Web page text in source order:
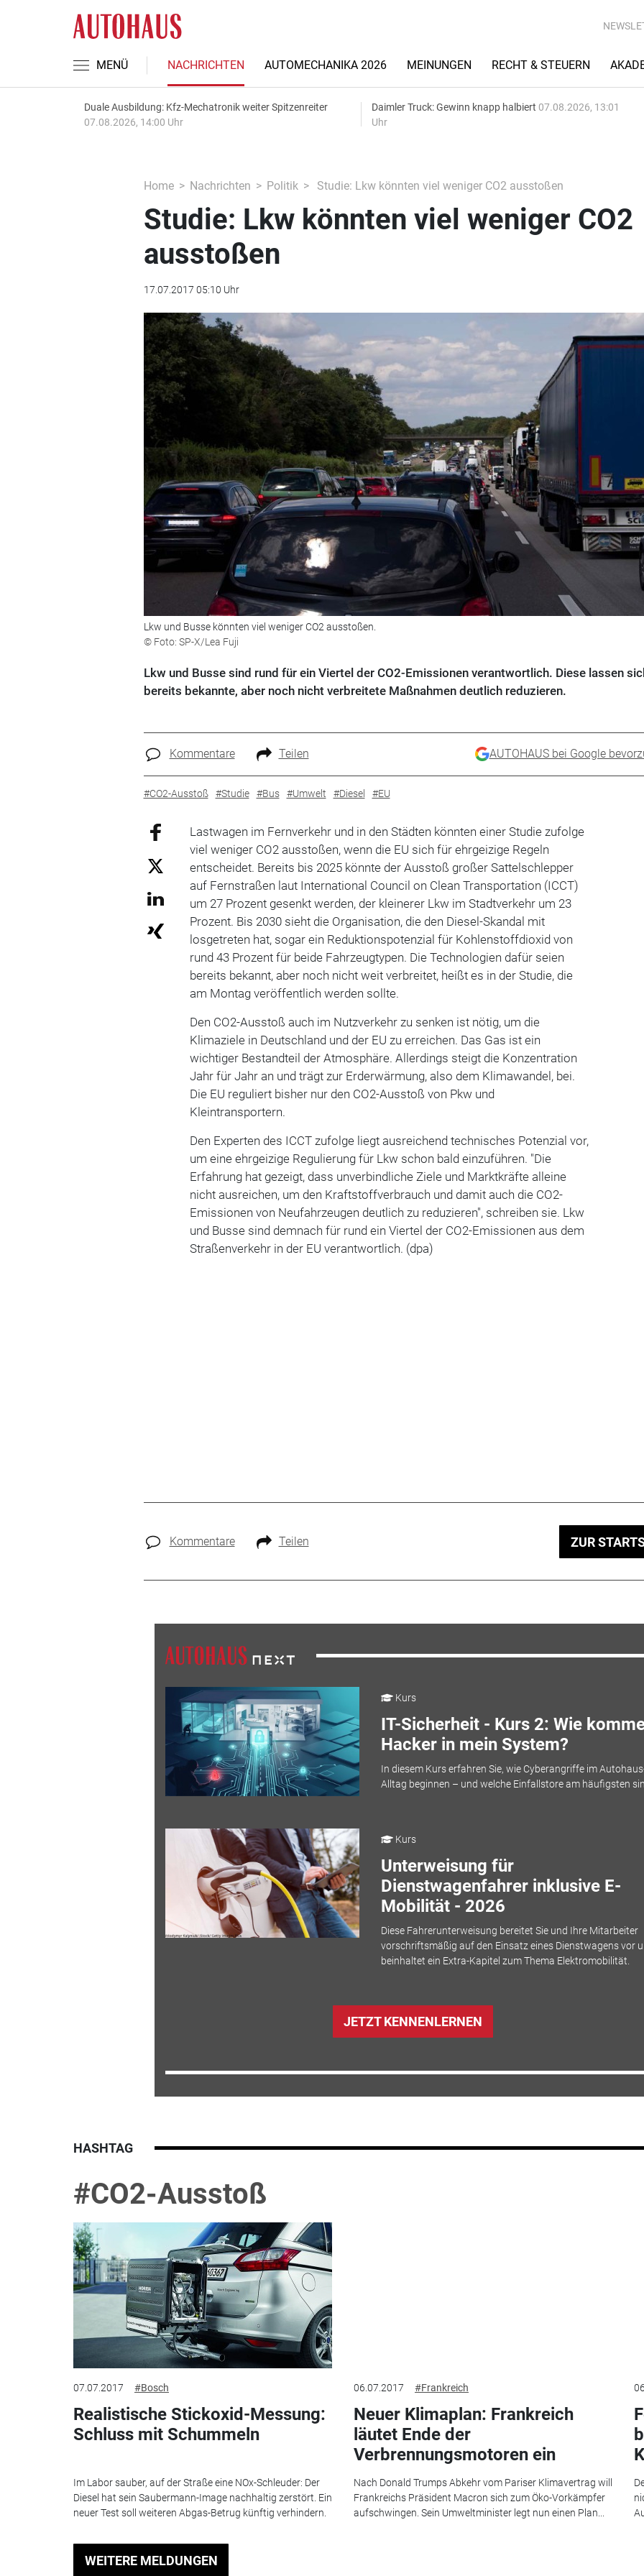
MENÜ NACHRICHTEN AUTOMECHANIKA 2026 MEINUNGEN RECHT & STEUERN
Duale Ausbildung: Kfz-Mechatronik weiter Spitzenreiter
07.08.2026, 14:00 Uhr
Daimler Truck: Gewinn knapp halbiert 07.08.2026, 13:01
Uhr
Home Nachrichten Politik Studie: Lkw könnten viel weniger CO2 ausstoßen
Studie: Lkw könnten viel weniger CO2
ausstoßen
17.07.2017 05:10 Uhr
Lkw und Busse könnten viel weniger CO2 ausstoßen.
© Foto: SP-X/Lea Fuji
Lkw und Busse sind rund für ein Viertel der CO2-Emissionen verantwortlich. Diese lassen
bereits bekannte, aber noch nicht verbreitete Maßnahmen deutlich reduzieren.
Kommentare Teilen AUTOHAUS bei Google
#CO2-Ausstoß #Studie #Bus #Umwelt #Diesel #EU
Lastwagen im Fernverkehr und in den Städten könnten einer Studie zufolge
viel weniger CO2 ausstoßen, wenn die EU sich für ehrgeizige Regeln
entscheidet. Bereits bis 2025 könnte der Ausstoß großer Sattelschlepper
auf Fernstraßen laut International Council on Clean Transportation (ICCT)
um 27 Prozent gesenkt werden, der kleinerer Lkw im Stadtverkehr um 23
Prozent. Bis 2030 sieht die Organisation, die den Diesel-Skandal mit
losgetreten hat, sogar ein Reduktionspotenzial für Kohlenstoffdioxid von
rund 43 Prozent für beide Fahrzeugtypen. Die Technologien dafür seien
bereits bekannt, aber noch nicht weit verbreitet, heißt es in der Studie, die
am Montag veröffentlich werden sollte.
Den CO2-Ausstoß auch im Nutzverkehr zu senken ist nötig, um die
Klimaziele in Deutschland und der EU zu erreichen. Das Gas ist ein
wichtiger Bestandteil der Atmosphäre. Allerdings steigt die Konzentration
Jahr für Jahr an und trägt zur Erderwärmung, also dem Klimawandel, bei.
Die EU reguliert bisher nur den CO2-Ausstoß von Pkw und
Kleintransportern.
Den Experten des ICCT zufolge liegt ausreichend technisches Potenzial vor,
um eine ehrgeizige Regulierung für Lkw schon bald einzuführen. "Die
Erfahrung hat gezeigt, dass unverbindliche Ziele und Marktkräfte alleine
nicht ausreichen, um den Kraftstoffverbrauch und damit auch die CO2-
Emissionen von Neufahrzeugen deutlich zu reduzieren", schreiben sie. Lkw
und Busse sind demnach für rund ein Viertel der CO2-Emissionen aus dem
Straßenverkehr in der EU verantwortlich. (dpa)
Kommentare Teilen ZUR
Kurs
IT-Sicherheit - Kurs 2: Wie
Hacker in mein System?
In diesem Kurs erfahren Sie, wie Cyberangriffe im
Alltag beginnen – und welche Einfallstore am häufigsten
Kurs
Unterweisung für
Dienstwagenfahrer inklusive E-
Mobilität - 2026
Diese Fahrerunterweisung bereitet Sie und Ihre Mitarbeiter
vorschriftsmäßig auf den Einsatz eines Dienstwagens vor
beinhaltet ein Extra-Kapitel zum Thema Elektromobilität.
JETZT KENNENLERNEN
HASHTAG
#CO2-Ausstoß
07.07.2017 #Bosch
Realistische Stickoxid-Messung:
Schluss mit Schummeln
Im Labor sauber, auf der Straße eine NOx-Schleuder: Der
Diesel hat sein Saubermann-Image nachhaltig zerstört. Ein
neuer Test soll weiteren Abgas-Betrug künftig verhindern.
06.07.2017 #Frankreich
Neuer Klimaplan: Frankreich
läutet Ende der
Verbrennungsmotoren ein
Nach Donald Trumps Abkehr vom Pariser Klimavertrag will
Frankreichs Präsident Macron sich zum Öko-Vorkämpfer
aufschwingen. Sein Umweltminister legt nun einen Plan...
WEITERE MELDUNGEN